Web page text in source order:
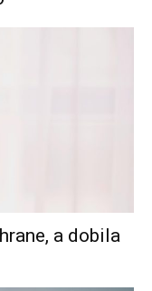
a dobila